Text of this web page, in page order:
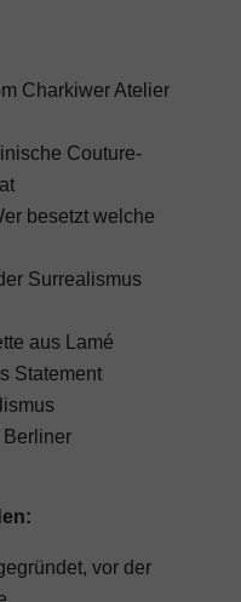
Charkiwer Atelier
Couture-
besetzt welche
Surrealismus
aus Lamé
Statement
Berliner
vor der